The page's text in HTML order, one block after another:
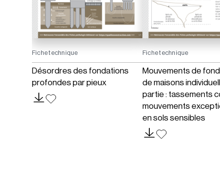
Fiche technique
Désordres des fondations
profondes par pieux
Fiche technique
Mouvements de
de maisons
partie : tassements
mouvements
en sols sensibles